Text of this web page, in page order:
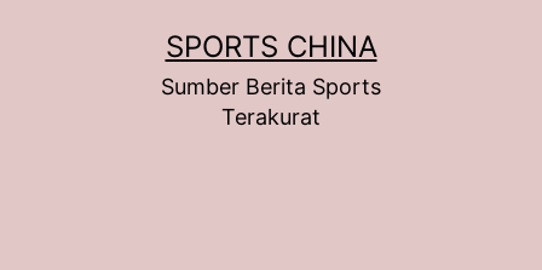
SPORTS CHINA
Sumber Berita Sports
Terakurat